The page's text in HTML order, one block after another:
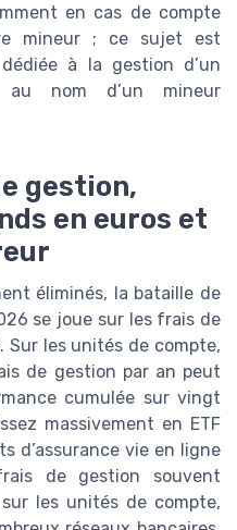
en cas de compte
mineur ; ce sujet est
à la gestion d’un
au nom d’un mineur
gestion,
en euros et
éliminés, la bataille de
se joue sur les frais de
les unités de compte,
de gestion par an peut
cumulée sur vingt
massivement en ETF
d’assurance vie en ligne
de gestion souvent
les unités de compte,